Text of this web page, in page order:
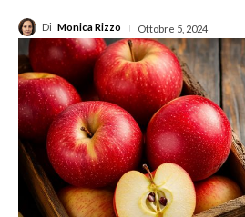
Di Monica Rizzo Ottobre 5, 2024